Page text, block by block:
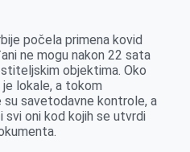
r
s
A
p
p
l
počela primena kovid
ne mogu nakon 22 sata
objektima. Oko
lokale, a tokom
savetodavne kontrole, a
svi oni kod kojih se utvrdi